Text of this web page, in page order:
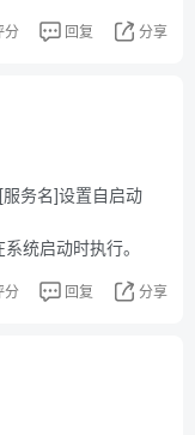
分 回复 分享
务名]设置自启动
统启动时执行。
分 回复 分享